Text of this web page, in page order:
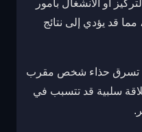
أو الانشغال بأمور
مما قد يؤدي إلى نتائج
من تسرق حذاء شخص مقرب
سلبية قد تتسبب في